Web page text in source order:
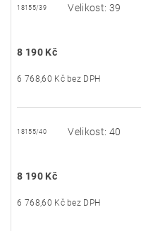
18155/39 Velikost: 39
8 190 Kč
6 768,60 Kč bez DPH
18155/40 Velikost: 40
8 190 Kč
6 768,60 Kč bez DPH